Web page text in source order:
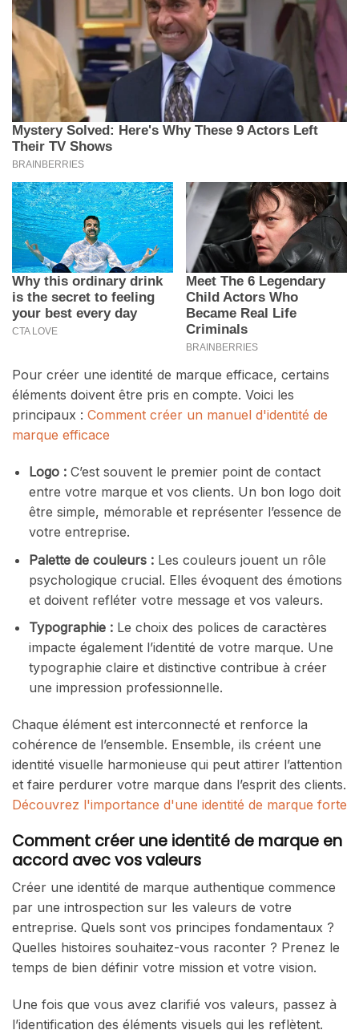
Pour créer une identité de marque efficace, certains
éléments doivent être pris en compte. Voici les
principaux : Comment créer un manuel d'identité de
marque efficace
Logo :C’est souvent le premier point de contact
entre votre marque et vos clients. Un bon logo doit
être simple, mémorable et représenter l’essence de
votre entreprise.
Palette de couleurs :Les couleurs jouent un rôle
psychologique crucial. Elles évoquent des émotions
et doivent refléter votre message et vos valeurs.
Typographie :Le choix des polices de caractères
impacte également l’identité de votre marque. Une
typographie claire et distinctive contribue à créer
une impression professionnelle.
Chaque élément est interconnecté et renforce la
cohérence de l’ensemble. Ensemble, ils créent une
identité visuelle harmonieuse qui peut attirer l’attention
et faire perdurer votre marque dans l’esprit des clients.
Découvrez l'importance d'une identité de marque forte
Comment créer une identité de marque en
accord avec vos valeurs
Créer une identité de marque authentique commence
par une introspection sur les valeurs de votre
entreprise. Quels sont vos principes fondamentaux ?
Quelles histoires souhaitez-vous raconter ? Prenez le
temps de bien définir votre mission et votre vision.
Une fois que vous avez clarifié vos valeurs, passez à
l’identification des éléments visuels qui les reflètent.